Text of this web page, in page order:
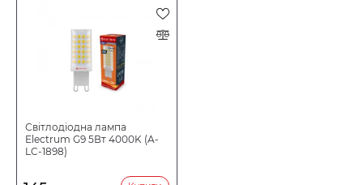
Світлодіодна лампа
Electrum G9 5Вт 4000K (A-
LC-1898)